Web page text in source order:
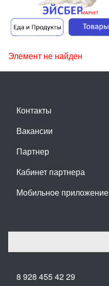
Элемент не найден
Контакты
Вакансии
Партнер
Кабинет партнера
Мобильное приложение
8 928 455 42 29